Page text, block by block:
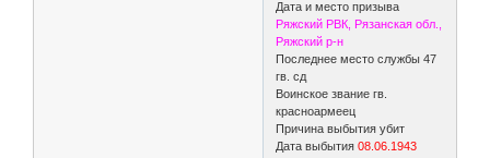
Дата и место призыва
Ряжский РВК, Рязанская обл.,
Ряжский р-н
Последнее место службы 47
гв. сд
Воинское звание гв.
красноармеец
Причина выбытия убит
Дата выбытия08.06.1943